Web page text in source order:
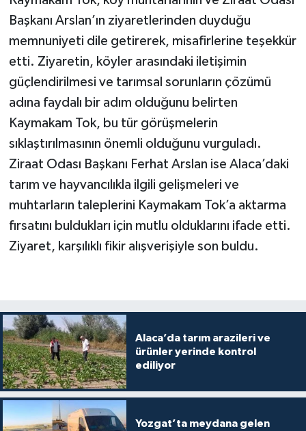
Başkanı Arslan’ın ziyaretlerinden duyduğu
memnuniyeti dile getirerek, misafirlerine teşekkür
etti. Ziyaretin, köyler arasındaki iletişimin
güçlendirilmesi ve tarımsal sorunların çözümü
adına faydalı bir adım olduğunu belirten
Kaymakam Tok, bu tür görüşmelerin
sıklaştırılmasının önemli olduğunu vurguladı.
Ziraat Odası Başkanı Ferhat Arslan ise Alaca’daki
tarım ve hayvancılıkla ilgili gelişmeleri ve
muhtarların taleplerini Kaymakam Tok’a aktarma
fırsatını buldukları için mutlu olduklarını ifade etti.
Ziyaret, karşılıklı fikir alışverişiyle son buldu.
Alaca’da tarım arazileri ve
ürünler yerinde kontrol
ediliyor
Yozgat’ta meydana gelen